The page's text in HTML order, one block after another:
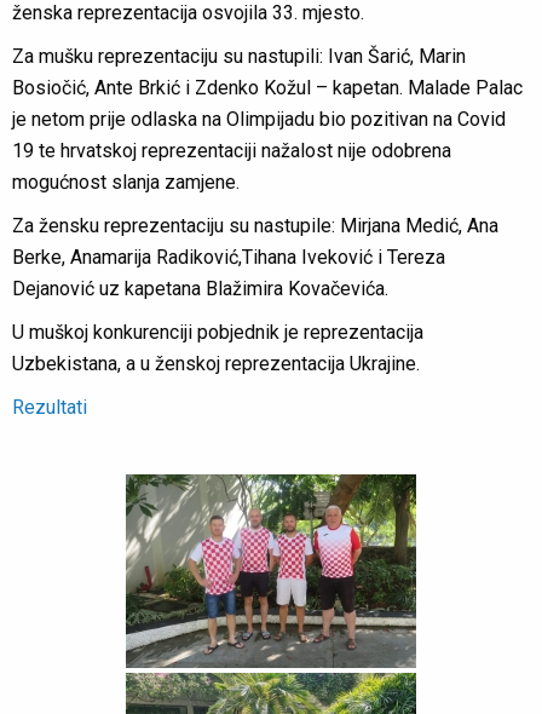
ženska reprezentacija osvojila 33. mjesto.
Za mušku reprezentaciju su nastupili: Ivan Šarić, Marin
Bosiočić, Ante Brkić i Zdenko Kožul – kapetan. Malade Palac
je netom prije odlaska na Olimpijadu bio pozitivan na Covid
19 te hrvatskoj reprezentaciji nažalost nije odobrena
mogućnost slanja zamjene.
Za žensku reprezentaciju su nastupile: Mirjana Medić, Ana
Berke, Anamarija Radiković,Tihana Iveković i Tereza
Dejanović uz kapetana Blažimira Kovačevića.
U muškoj konkurenciji pobjednik je reprezentacija
Uzbekistana, a u ženskoj reprezentacija Ukrajine.
Rezultati